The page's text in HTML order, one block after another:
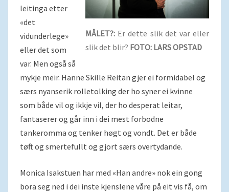
MÅLET?: Er dette slik det var eller
slik det blir? FOTO: LARS OPSTAD
leitinga etter
«det
vidunderlege»
eller det som
var. Men også så
mykje meir. Hanne Skille Reitan gjer ei formidabel og
særs nyanserik rolletolking der ho syner ei kvinne
som både vil og ikkje vil, der ho desperat leitar,
fantaserer og går inn i dei mest forbodne
tankeromma og tenker høgt og vondt. Det er både
tøft og smertefullt og gjort særs overtydande.
Monica Isakstuen har med «Han andre» nok ein gong
bora seg ned i dei inste kjenslene våre på eit vis få, om